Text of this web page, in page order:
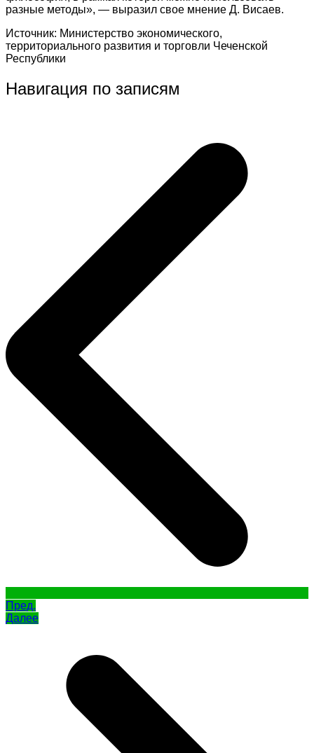
разные методы», — выразил свое мнение Д. Висаев.
Источник: Министерство экономического,
территориального развития и торговли Чеченской
Республики
Навигация по записям
Пред.
Далее